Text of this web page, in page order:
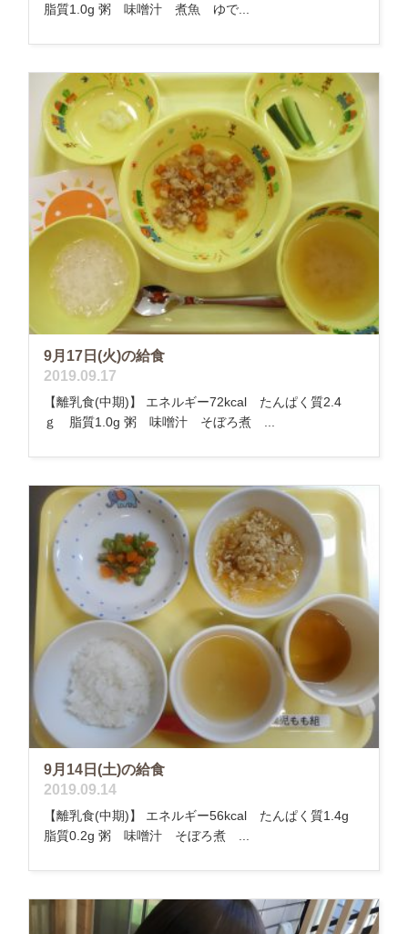
脂質1.0g 粥 味噌汁 煮魚 ゆで...
9月17日(火)の給食
2019.09.17
【離乳食(中期)】 エネルギー72kcal たんぱく質2.4
ｇ 脂質1.0g 粥 味噌汁 そぼろ煮 ...
9月14日(土)の給食
2019.09.14
【離乳食(中期)】 エネルギー56kcal たんぱく質1.4g
脂質0.2g 粥 味噌汁 そぼろ煮 ...